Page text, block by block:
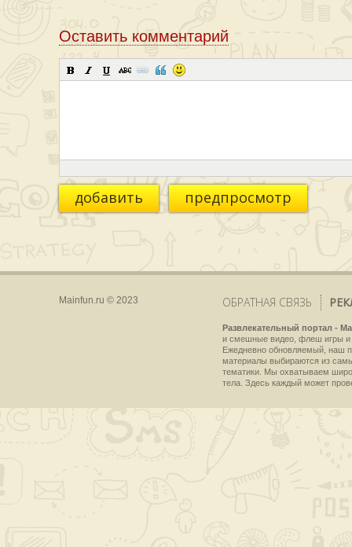
Оставить комментарий
добавить предпросмотр
Mainfun.ru © 2023 ОБРАТНАЯ СВЯЗЬ
Развлекательный портал -
и смешные видео, флеш игры и
Ежедневно обновляемый, наш
материалы выбираются из
тематики. Мы охватываем
тела. Здесь каждый может